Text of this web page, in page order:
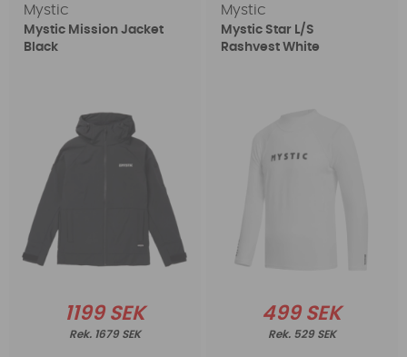
Mystic
Mystic Mission Jacket
Black
1199 SEK
1679 SEK
Mystic
Mystic Star L/S
Rashvest White
499 SEK
529 SEK